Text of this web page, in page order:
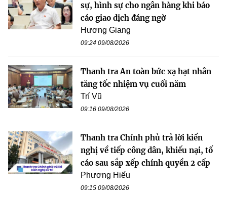
sự, hình sự cho ngân hàng khi báo
cáo giao dịch đáng ngờ
Hương Giang
09:24 09/08/2026
Thanh tra An toàn bức xạ hạt nhân
tăng tốc nhiệm vụ cuối năm
Trí Vũ
09:16 09/08/2026
Thanh tra Chính phủ trả lời kiến
nghị về tiếp công dân, khiếu nại, tố
cáo sau sắp xếp chính quyền 2 cấp
Phương Hiếu
09:15 09/08/2026